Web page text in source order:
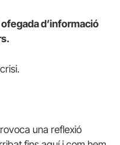
d’informació
una reflexió